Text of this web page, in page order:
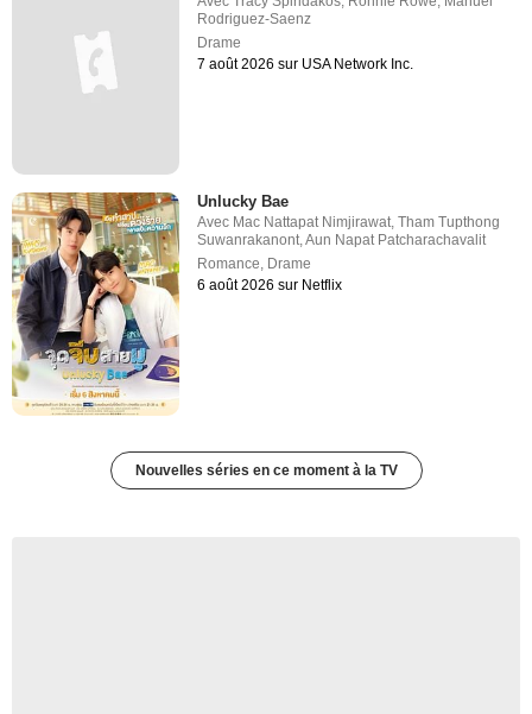
Rodriguez-Saenz
Drame
7 août 2026 sur USA Network Inc.
Unlucky Bae
Avec Mac Nattapat Nimjirawat ,Tham Tupthong
Suwanrakanont ,Aun Napat Patcharachavalit
Romance Drame
6 août 2026 sur Netflix
Nouvelles séries en ce moment à la TV